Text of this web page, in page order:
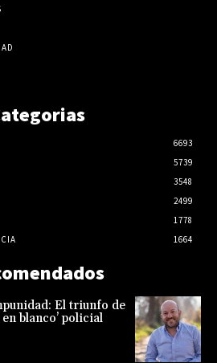
6693
5739
3548
2499
1778
1664
El triunfo de
blanco’ policial